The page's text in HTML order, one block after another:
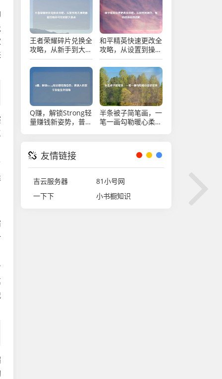
王者荣耀碎片兑换全
攻略，从新手到大神
的最值指南及可兑皮
肤大盘点
和平精英快速更改全
攻略，从设置到操
作，解锁战场高效进
阶
Q赚，解锁Strong轻
量赚钱新姿势，普通
半条被子简笔画，一
笔一画勾勒暖心柔软
友情链接
吉云服务器
81小号网
一下下
小书橱知识